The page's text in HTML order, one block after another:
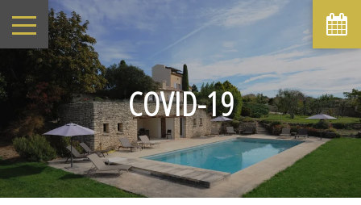
COVID-19